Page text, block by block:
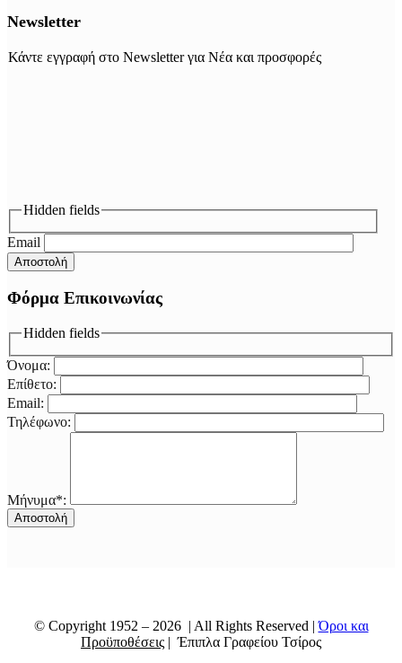
Newsletter
Κάντε εγγραφή στο Newsletter για Νέα και προσφορές
Hidden fields
Email
Φόρμα Επικοινωνίας
Hidden fields
Όνομα:
Επίθετο:
Email:
Τηλέφωνο:
Μήνυμα*:
© Copyright 1952 – 2026 | All Rights Reserved |Όροι και
Προϋποθέσεις | Έπιπλα Γραφείου Τσίρος